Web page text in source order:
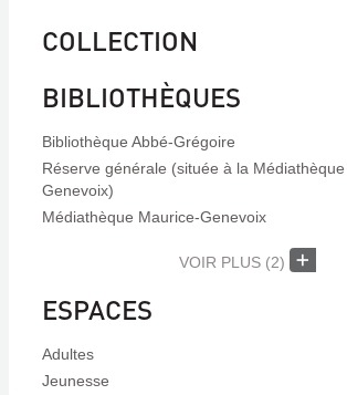
COLLECTION
BIBLIOTHÈQUES
Bibliothèque Abbé-Grégoire
Réserve générale (située à la
Genevoix)
Médiathèque Maurice-Genevoix
VOIR PLUS (2)
ESPACES
Adultes
Jeunesse